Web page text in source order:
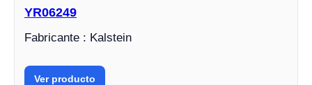
YR06249
Fabricante : Kalstein
Ver producto